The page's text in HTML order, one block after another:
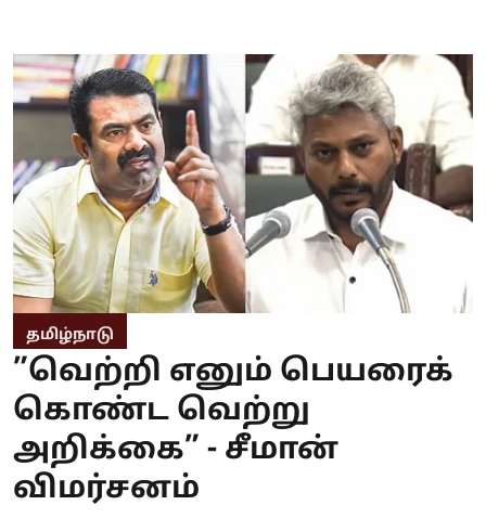
தமிழ்நாடு
”வெற்றி எனும் பெயரைக்
கொண்ட வெற்று
அறிக்கை” - சீமான்
விமர்சனம்